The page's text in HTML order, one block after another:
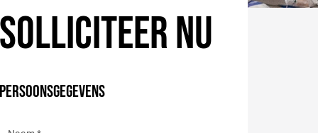
SOLLICITEER NU
PERSOONSGEGEVENS